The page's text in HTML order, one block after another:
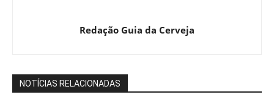
Redação Guia da Cerveja
NOTÍCIAS RELACIONADAS